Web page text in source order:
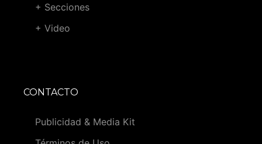
+ Secciones
+ Video
CONTACTO
Publicidad & Media Kit